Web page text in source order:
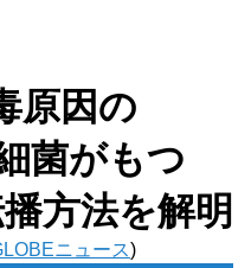
原因の
菌がもつ
播方法を解明
ニュース)